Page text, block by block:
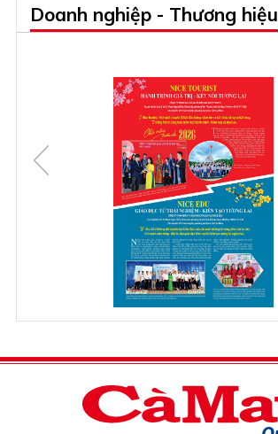
Doanh nghiệp - Thương hiệu